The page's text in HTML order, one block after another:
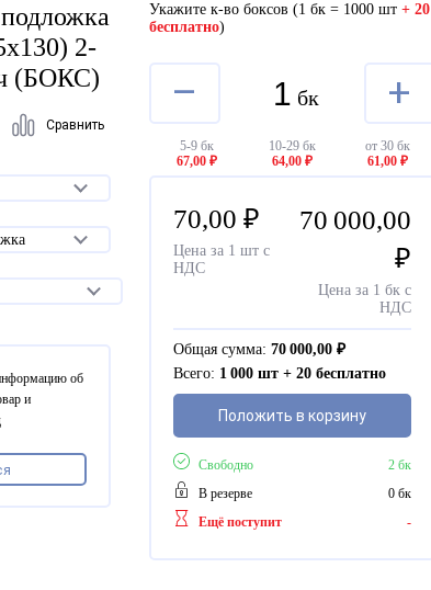
2-
(БОКС)
Сравнить
Укажите к-во боксов (1 бк = 1000 шт + 20
бесплатно)
– бк +
5-9 бк
67,00 ₽
10-29 бк
64,00 ₽
от 30 бк
61,00 ₽
70,00 ₽
Цена за 1 шт с
НДС
70 000,00
₽
Цена за 1 бк с
НДС
Общая сумма: 70 000,00₽
Всего: 1 000 шт + 20 бесплатно
Положить в корзину
Свободно
2 бк
В резерве
0 бк
Ещё поступит
-
об
и